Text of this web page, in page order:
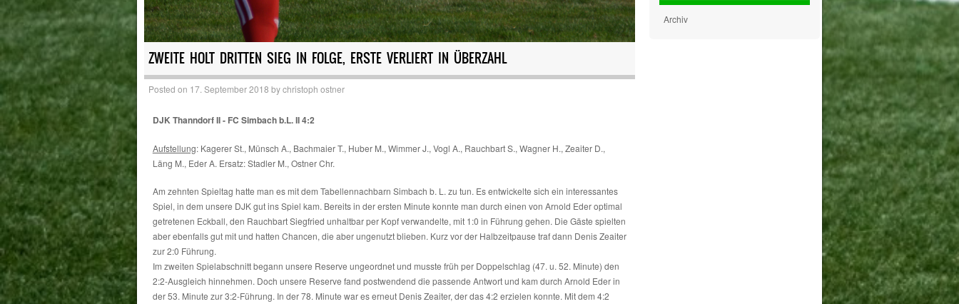
ZWEITE HOLT DRITTEN SIEG IN FOLGE, ERSTE VERLIERT IN ÜBERZAHL
Posted on 17. September 2018 bychristoph ostner
DJK Thanndorf II - FC Simbach b.L. II 4:2
Aufstellung: Kagerer St., Münsch A., Bachmaier T., Huber M., Wimmer J., Vogl A., Rauchbart S., Wagner H., Zeaiter D.,
Läng M., Eder A. Ersatz: Stadler M., Ostner Chr.
Am zehnten Spieltag hatte man es mit dem Tabellennachbarn Simbach b. L. zu tun. Es entwickelte sich ein interessantes
Spiel, in dem unsere DJK gut ins Spiel kam. Bereits in der ersten Minute konnte man durch einen von Arnold Eder optimal
getretenen Eckball, den Rauchbart Siegfried unhaltbar per Kopf verwandelte, mit 1:0 in Führung gehen. Die Gäste spielten
aber ebenfalls gut mit und hatten Chancen, die aber ungenutzt blieben. Kurz vor der Halbzeitpause traf dann Denis Zeaiter
zur 2:0 Führung.
Im zweiten Spielabschnitt begann unsere Reserve ungeordnet und musste früh per Doppelschlag (47. u. 52. Minute) den
2:2-Ausgleich hinnehmen. Doch unsere Reserve fand postwendend die passende Antwort und kam durch Arnold Eder in
der 53. Minute zur 3:2-Führung. In der 78. Minute war es erneut Denis Zeaiter, der das 4:2 erzielen konnte. Mit dem 4:2
Archiv